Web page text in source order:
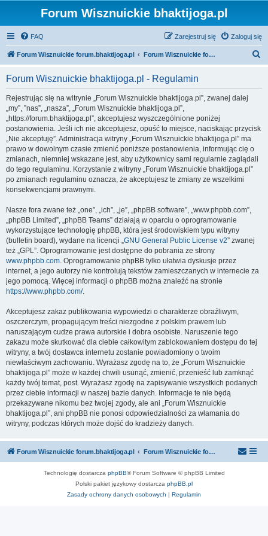
Forum Wisznuickie bhaktijoga.pl
FAQ Zaloguj się
Zarejestruj się
Forum Wisznuickie forum.bhaktijoga.pl Forum Wisznuickie forum.bhaktijoga.pl
Forum Wisznuickie bhaktijoga.pl - Regulamin
Rejestrując się na witrynie „Forum Wisznuickie bhaktijoga.pl”, zwanej dalej
„my”, ”nas”, „nasza”, „Forum Wisznuickie bhaktijoga.pl”,
„https://forum.bhaktijoga.pl”, akceptujesz wyszczególnione poniżej
postanowienia. Jeśli ich nie akceptujesz, opuść to miejsce, naciskając przycisk
„Nie akceptuję”. Administracja witryny „Forum Wisznuickie bhaktijoga.pl” ma
prawo w dowolnym czasie zmienić poniższe postanowienia, informując cię o
zmianach, niemniej wskazane jest, aby użytkownicy sami regularnie zaglądali
do tego regulaminu. Korzystanie z witryny „Forum Wisznuickie bhaktijoga.pl”
po zmianach regulaminu oznacza, że akceptujesz te zmiany ze wszelkimi
konsekwencjami prawnymi.
Nasze fora zwane też „one”, „ich”, „je”, „phpBB software”, „www.phpbb.com”,
„phpBB Limited”, „phpBB Teams” działają w oparciu o oprogramowanie
wykorzystujące technologię phpBB, która jest środowiskiem typu witryny
(bulletin board), wydane na licencji „GNU General Public License v2” zwanej
też „GPL”. Oprogramowanie jest dostępne do pobrania ze strony
www.phpbb.com. Oprogramowanie phpBB tylko ułatwia dyskusje przez
internet, a jego autorzy nie kontrolują tekstów zamieszczanych w internecie za
jego pomocą. Więcej informacji o phpBB można znaleźć na stronie
https://www.phpbb.com/.
Akceptujesz zakaz publikowania wypowiedzi o charakterze obraźliwym,
oszczerczym, propagującym treści niezgodne z polskim prawem lub
naruszającym cudze prawa autorskie i dobra osobiste. Naruszenie tego
zakazu może skutkować dla ciebie całkowitym zablokowaniem dostępu do tej
witryny, a twój dostawca internetu zostanie powiadomiony o twoim
niewłaściwym zachowaniu. Wyrażasz zgodę na to, że „Forum Wisznuickie
bhaktijoga.pl” może w każdej chwili usunąć, zmienić, przenieść lub zamknąć
każdy twój temat, post. Wyrażasz zgodę na zapisywanie wszystkich podanych
przez ciebie informacji w naszej bazie danych. Informacje te nie będą
przekazywane nikomu bez twojej zgody, ale ani „Forum Wisznuickie
bhaktijoga.pl”, ani phpBB nie ponosi odpowiedzialności za włamania do
witryny, podczas których może dojść do kradzieży danych.
Forum Wisznuickie forum.bhaktijoga.pl Forum Wisznuickie forum.bhaktijoga.pl
Technologię dostarcza phpBB® Forum Software © phpBB Limited
Polski pakiet językowy dostarcza phpBB.pl
Zasady ochrony danych osobowych | Regulamin